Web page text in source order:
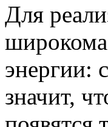
Для
энергии:
значит,